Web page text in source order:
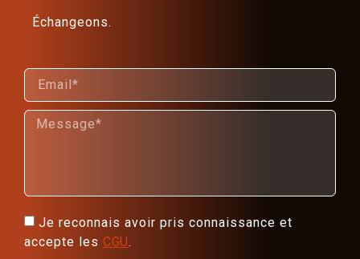
Échangeons.
Je reconnais avoir pris connaissance et
accepte les CGU.